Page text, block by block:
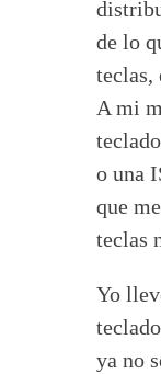
de lo
teclas,
A mi
o una
que
teclas
Yo
ya no